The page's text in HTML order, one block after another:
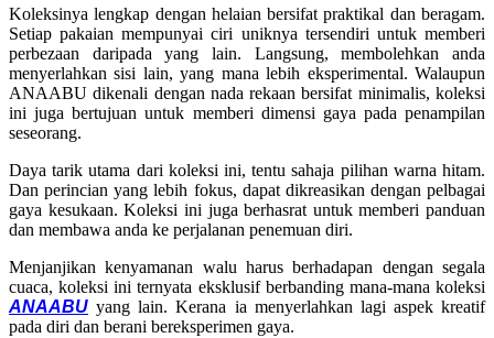
Koleksinya lengkap dengan helaian bersifat praktikal dan beragam.
Setiap pakaian mempunyai ciri uniknya tersendiri untuk memberi
perbezaan daripada yang lain. Langsung, membolehkan anda
menyerlahkan sisi lain, yang mana lebih eksperimental. Walaupun
ANAABU dikenali dengan nada rekaan bersifat minimalis, koleksi
ini juga bertujuan untuk memberi dimensi gaya pada penampilan
seseorang.
Daya tarik utama dari koleksi ini, tentu sahaja pilihan warna hitam.
Dan perincian yang lebih fokus, dapat dikreasikan dengan pelbagai
gaya kesukaan. Koleksi ini juga berhasrat untuk memberi panduan
dan membawa anda ke perjalanan penemuan diri.
Menjanjikan kenyamanan walu harus berhadapan dengan segala
cuaca, koleksi ini ternyata eksklusif berbanding mana-mana koleksi
ANAABU yang lain. Kerana ia menyerlahkan lagi aspek kreatif
pada diri dan berani bereksperimen gaya.